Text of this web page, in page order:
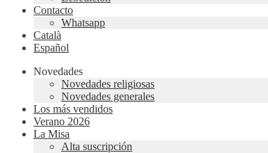
Contacto
Whatsapp
Català
Español
Novedades
Novedades religiosas
Novedades generales
Los más vendidos
Verano 2026
La Misa
Alta suscripción